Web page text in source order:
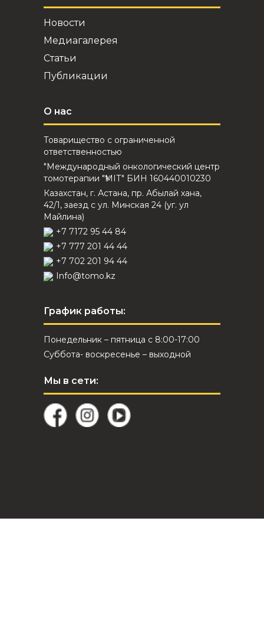
Новости
Медиагалерея
Статьи
Публикации
О нас
Товарищество с ограниченной
ответственностью
"Международный онкологический центр
томотерапии "ҮМІТ" БИН 160440010230
Казахстан, г. Астана, пр. Абылай хана,
42/1, заезд с ул. Минская 24 (уг. ул
Майлина)
+7 7172 95 44 84
+7 777 201 44 44
+7 702 201 94 44
Info@tomo.kz
График работы:
Понедельник – пятница с 8:00-17:00
Суббота- воскресенье – выходной
Мы в сети: